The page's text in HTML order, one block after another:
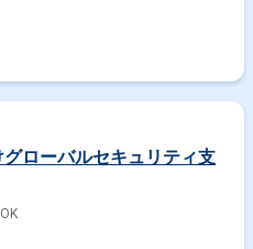
グローバルセキュリティ支